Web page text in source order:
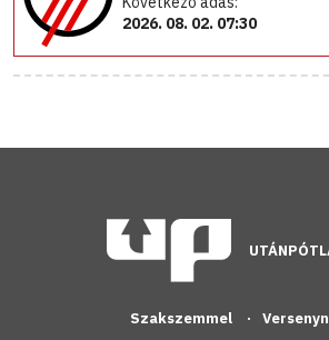
2026. 08. 02. 07:30
Szakszemmel